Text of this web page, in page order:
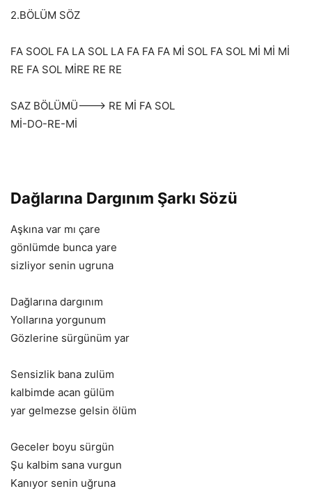
2.BÖLÜM SÖZ
FA SOOL FA LA SOL LA FA FA FA Mİ SOL FA SOL Mİ Mİ Mİ
RE FA SOL MİRE RE RE
SAZ BÖLÜMÜ——-> RE Mİ FA SOL
Mİ-DO-RE-Mİ
Dağlarına Dargınım Şarkı Sözü
Aşkına var mı çare
gönlümde bunca yare
sizliyor senin ugruna
Dağlarına dargınım
Yollarına yorgunum
Gözlerine sürgünüm yar
Sensizlik bana zulüm
kalbimde acan gülüm
yar gelmezse gelsin ölüm
Geceler boyu sürgün
Şu kalbim sana vurgun
Kanıyor senin uğruna